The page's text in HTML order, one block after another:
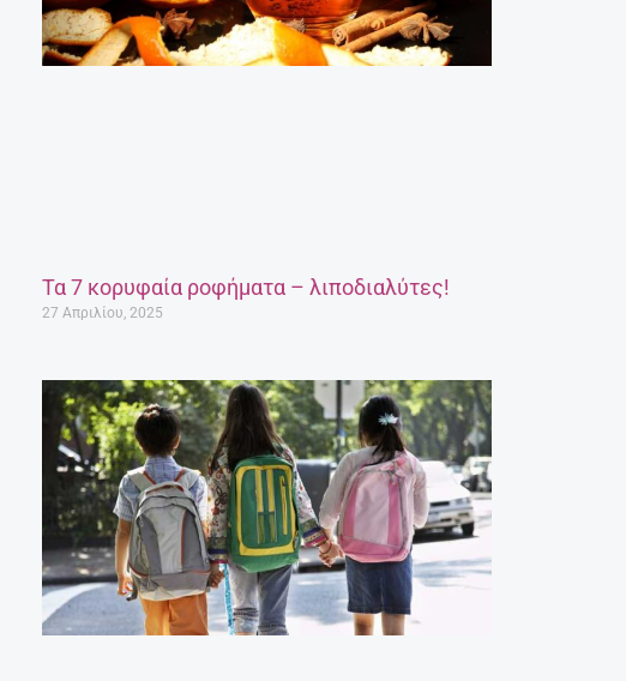
Τα 7 κορυφαία ροφήματα – λιποδιαλύτες!
27 Απριλίου, 2025